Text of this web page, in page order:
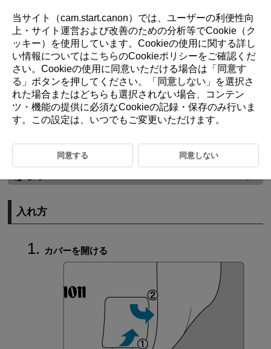
D115-013
カードを入れる／取り出す
入れ方
入れ方
カバーを開ける
当サイト（cam.start.canon）では、ユーザーの利便性向
上・サイト運営および改善のための分析等でCookie（ク
ッキー）を使用しています。Cookieの使用に関する詳し
い情報についてはこちらのCookieポリシーをご確認くだ
さい。Cookieの使用に同意いただける場合は「 同意す
る 」ボタンを押してください。「 同意しない 」を選択さ
れた場合またはどちらも選択されない場合、コンテン
ツ・機能の提供に必須なCookieの記録・保存のみ行いま
す。この設定は、いつでもご変更いただけます。
同意する 同意しない